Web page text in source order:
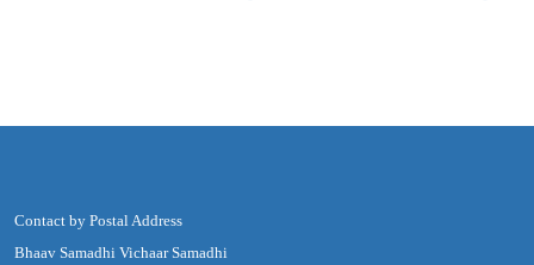
Contact by Postal Address
Bhaav Samadhi Vichaar Samadhi